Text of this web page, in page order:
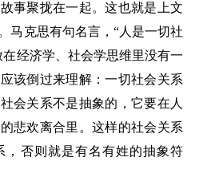
事聚拢在一起。这也就是上文
马克思有句名言，“人是一切社
经济学、社会学思维里没有一
该倒过来理解：一切社会关系
会关系不是抽象的，它要在人
悲欢离合里。这样的社会关系
，否则就是有名有姓的抽象符